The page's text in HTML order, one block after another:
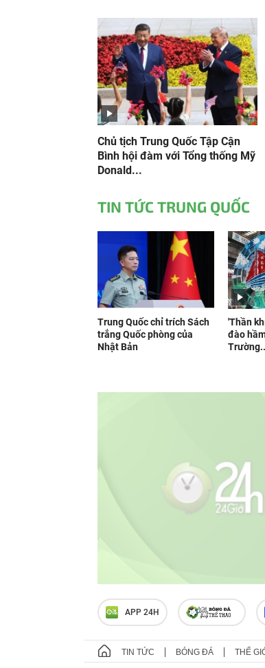
Chủ tịch Trung Quốc Tập Cận
Bình hội đàm với Tổng thống Mỹ
Donald...
TIN TỨC TRUNG QUỐC
Trung Quốc chỉ trích Sách
trắng Quốc phòng của
Nhật Bản
'Thần
đào
APP 24H
TIN TỨC BÓNG ĐÁ THẾ